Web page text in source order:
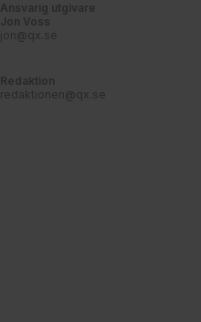
Ansvarig utgivare
Jon Voss
jon@qx.se
Redaktion
redaktionen@qx.se